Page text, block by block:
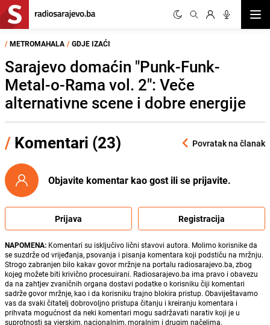
/ METROMAHALA / GDJE IZAĆI
Sarajevo domaćin "Punk-Funk-
Metal-o-Rama vol. 2": Veče
alternativne scene i dobre energije
/ Komentari (23) Povratak na članak
Objavite komentar kao gost ili se prijavite.
Prijava Registracija
NAPOMENA: Komentari su isključivo lični stavovi autora. Molimo korisnike da
se suzdrže od vrijeđanja, psovanja i pisanja komentara koji podstiču na mržnju.
Strogo zabranjen bilo kakav govor mržnje na portalu radiosarajevo.ba, zbog
kojeg možete biti krivično procesuirani. Radiosarajevo.ba ima pravo i obavezu
da na zahtjev zvaničnih organa dostavi podatke o korisniku čiji komentari
sadrže govor mržnje, kao i da korisniku trajno blokira pristup. Obaviještavamo
vas da svaki čitatelj dobrovoljno pristupa čitanju i kreiranju komentara i
prihvata mogućnost da neki komentari mogu sadržavati narativ koji je u
suprotnosti sa vjerskim, nacionalnim, moralnim i drugim načelima.